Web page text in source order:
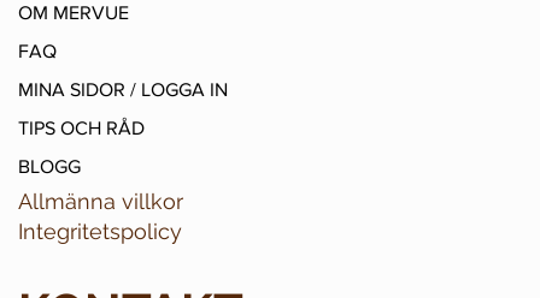
OM MERVUE
FAQ
MINA SIDOR / LOGGA IN
TIPS OCH RÅD
BLOGG
Allmänna villkor
Integritetspolicy